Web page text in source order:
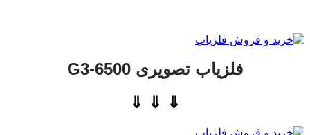
فلزیاب تصویری G3-6500
⇓ ⇓ ⇓